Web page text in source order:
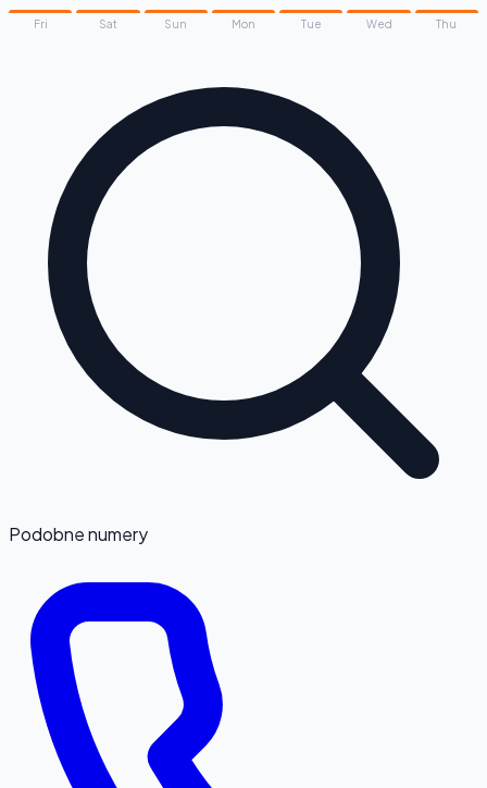
Fri Sat Sun Mon Tue Wed Thu
Podobne numery